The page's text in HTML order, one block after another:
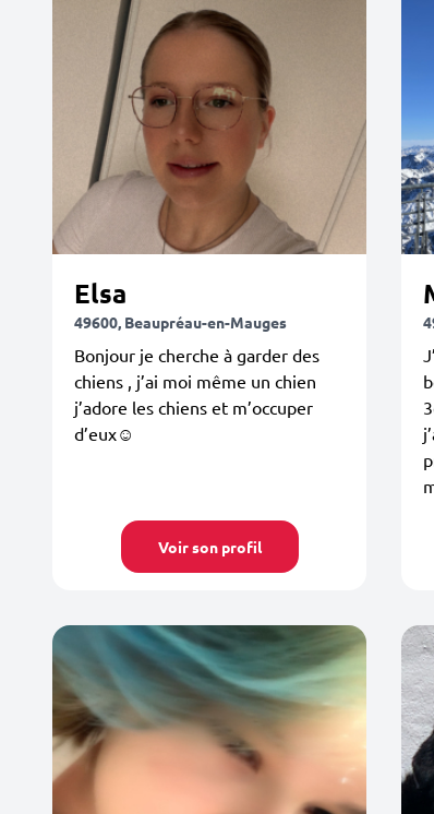
Elsa
49600, Beaupréau-en-Mauges
Bonjour je cherche à garder des
chiens , j’ai moi même un chien
j’adore les chiens et m’occuper
d’eux☺️
Voir son profil